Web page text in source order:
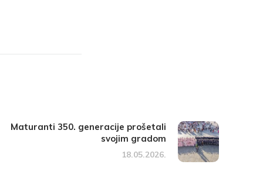
Maturanti 350. generacije prošetali
svojim gradom
18.05.2026.